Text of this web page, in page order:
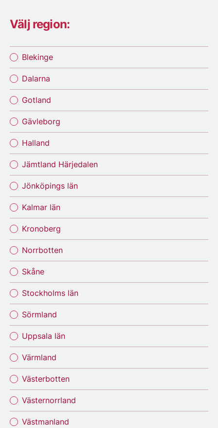
Välj region:
Blekinge
Dalarna
Gotland
Gävleborg
Halland
Jämtland Härjedalen
Jönköpings län
Kalmar län
Kronoberg
Norrbotten
Skåne
Stockholms län
Sörmland
Uppsala län
Värmland
Västerbotten
Västernorrland
Västmanland